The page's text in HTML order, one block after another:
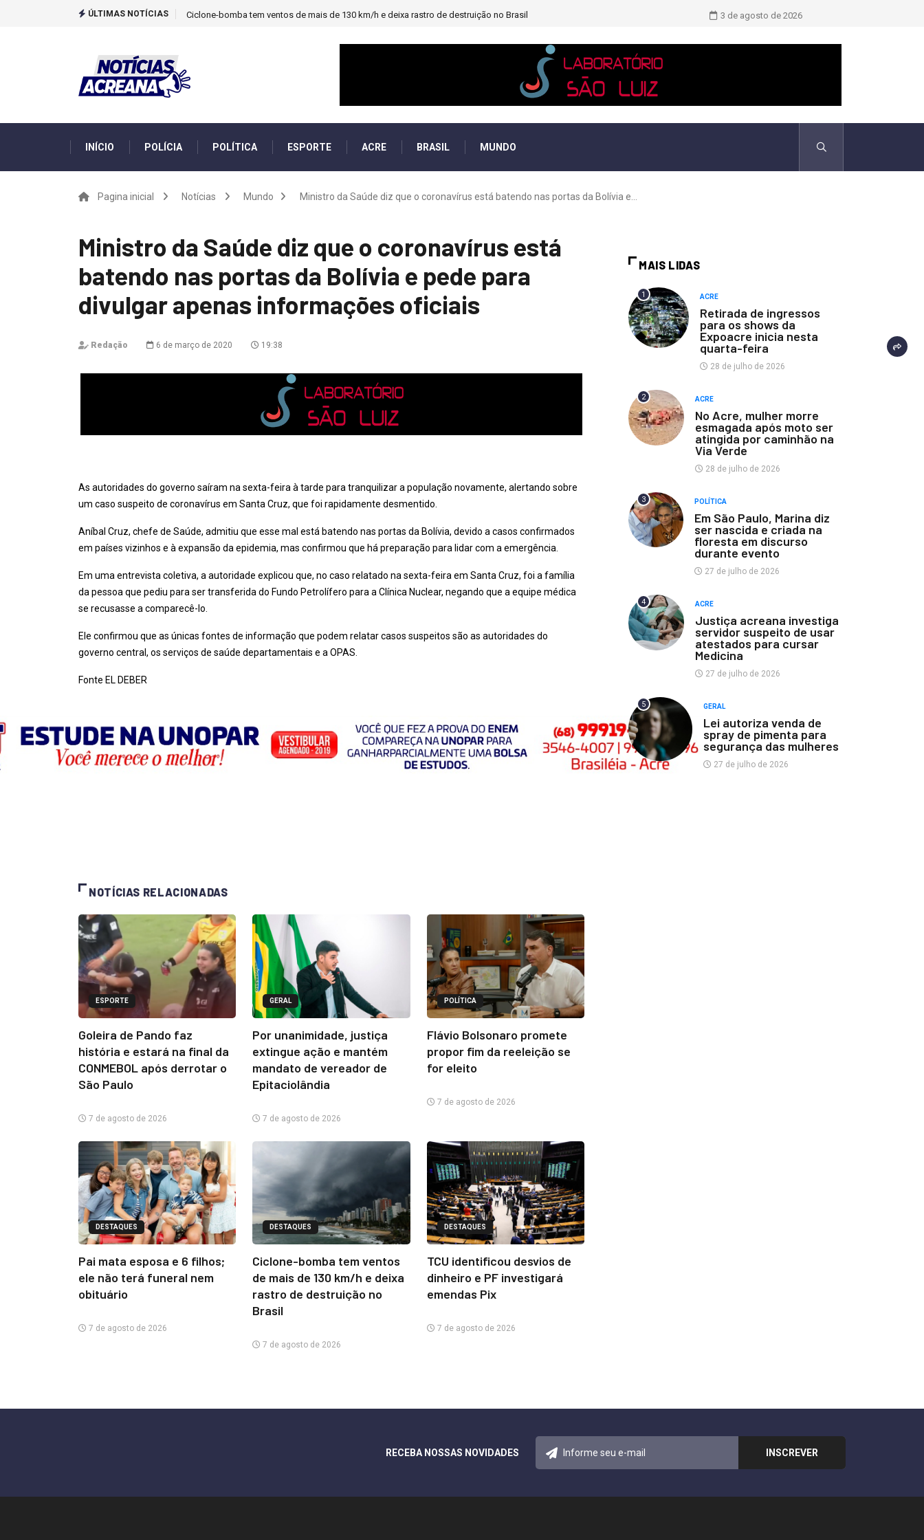
ÚLTIMAS NOTÍCIAS Ciclone-bomba tem ventos de mais de 130 km/h e deixa rastro de destruição no Brasil TCU identificou desvios de dinheiro
3 de agosto de 2026
INÍCIO POLÍCIA POLÍTICA ESPORTE ACRE BRASIL MUNDO
Pagina inicial Notícias Mundo Ministro da Saúde diz que o coronavírus está batendo nas portas da Bolívia e...
Ministro da Saúde diz que o coronavírus está
batendo nas portas da Bolívia e pede para
divulgar apenas informações oficiais
Redação 6 de março de 2020 19:38
As autoridades do governo saíram na sexta-feira à tarde para tranquilizar a população novamente, alertando sobre
um caso suspeito de coronavírus em Santa Cruz, que foi rapidamente desmentido.
Aníbal Cruz, chefe de Saúde, admitiu que esse mal está batendo nas portas da Bolívia, devido a casos confirmados
em países vizinhos e à expansão da epidemia, mas confirmou que há preparação para lidar com a emergência.
Em uma entrevista coletiva, a autoridade explicou que, no caso relatado na sexta-feira em Santa Cruz, foi a família
da pessoa que pediu para ser transferida do Fundo Petrolífero para a Clínica Nuclear, negando que a equipe médica
se recusasse a comparecê-lo.
Ele confirmou que as únicas fontes de informação que podem relatar casos suspeitos são as autoridades do
governo central, os serviços de saúde departamentais e a OPAS.
Fonte EL DEBER
NOTÍCIAS RELACIONADAS
ESPORTE
Goleira de Pando faz
história e estará na final da
CONMEBOL após derrotar o
São Paulo
7 de agosto de 2026
GERAL
Por unanimidade, justiça
extingue ação e mantém
mandato de vereador de
Epitaciolândia
7 de agosto de 2026
POLÍTICA
Flávio Bolsonaro promete
propor fim da reeleição se
for eleito
7 de agosto de 2026
DESTAQUES
Pai mata esposa e 6 filhos;
ele não terá funeral nem
obituário
7 de agosto de 2026
DESTAQUES
Ciclone-bomba tem ventos
de mais de 130 km/h e deixa
rastro de destruição no
Brasil
7 de agosto de 2026
DESTAQUES
TCU identificou desvios de
dinheiro e PF investigará
emendas Pix
7 de agosto de 2026
MAIS LIDAS
1 ACRE
Retirada de ingressos
para os shows da
Expoacre inicia nesta
quarta-feira
28 de julho de 2026
2 ACRE
No Acre, mulher morre
esmagada após moto ser
atingida por caminhão na
Via Verde
28 de julho de 2026
3 POLÍTICA
Em São Paulo, Marina diz
ser nascida e criada na
floresta em discurso
durante evento
27 de julho de 2026
4 ACRE
Justiça acreana investiga
servidor suspeito de usar
atestados para cursar
Medicina
27 de julho de 2026
5 GERAL
Lei autoriza venda de
spray de pimenta para
segurança das mulheres
27 de julho de 2026
RECEBA NOSSAS NOVIDADES